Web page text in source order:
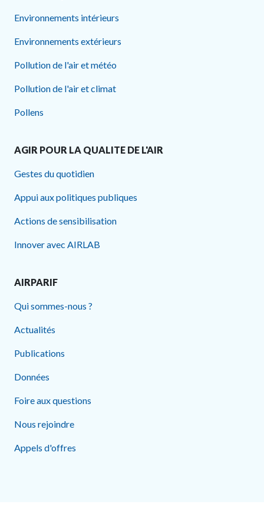
Environnements intérieurs
Environnements extérieurs
Pollution de l'air et météo
Pollution de l'air et climat
Pollens
AGIR POUR LA QUALITE DE L'AIR
Gestes du quotidien
Appui aux politiques publiques
Actions de sensibilisation
Innover avec AIRLAB
AIRPARIF
Qui sommes-nous ?
Actualités
Publications
Données
Foire aux questions
Nous rejoindre
Appels d'offres